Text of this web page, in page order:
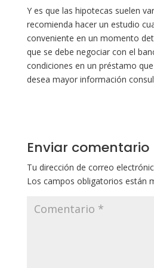
Y es que las hipotecas suelen
recomienda hacer un estudio
conveniente en un momento
que se debe negociar con el
condiciones en un préstamo
desea mayor información
Enviar comentario
Tu dirección de correo
Los campos obligatorios están